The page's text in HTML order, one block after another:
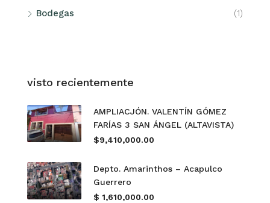
Bodegas
(1)
visto recientemente
AMPLIACJÓN. VALENTÍN GÓMEZ
FARÍAS 3 SAN ÁNGEL (ALTAVISTA)
$9,410,000.00
Depto. Amarinthos – Acapulco
Guerrero
$ 1,610,000.00